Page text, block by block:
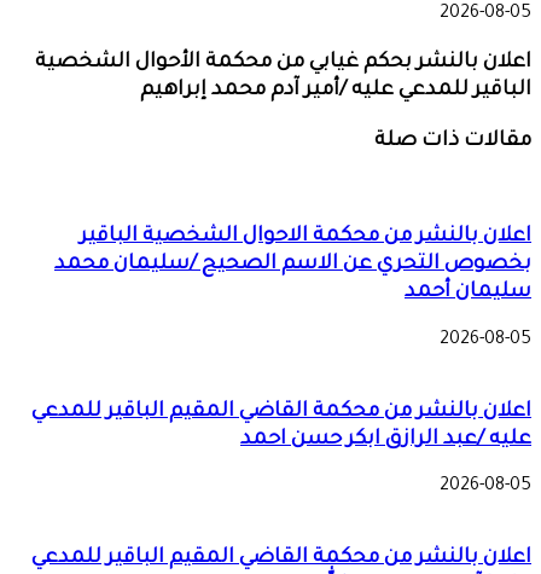
2026-08-05
اعلان بالنشر بحكم غيابي من محكمة الأحوال الشخصية
الباقير للمدعي عليه /أمير آدم محمد إبراهيم
مقالات ذات صلة
اعلان بالنشر من محكمة الاحوال الشخصية الباقير
بخصوص التحري عن الاسم الصحيح /سليمان محمد
سليمان أحمد
2026-08-05
اعلان بالنشر من محكمة القاضي المقيم الباقير للمدعي
عليه /عبد الرازق ابكر حسن احمد
2026-08-05
اعلان بالنشر من محكمة القاضي المقيم الباقير للمدعي